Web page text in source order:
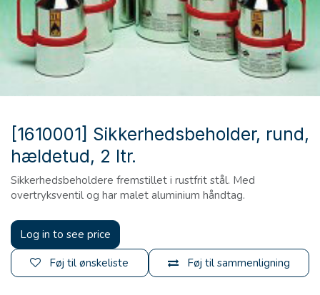
[1610001] Sikkerhedsbeholder, rund,
hældetud, 2 ltr.
Sikkerhedsbeholdere fremstillet i rustfrit stål. Med
overtryksventil og har malet aluminium håndtag.
Log in to see price
Føj til sammenligning
Føj til ønskeliste